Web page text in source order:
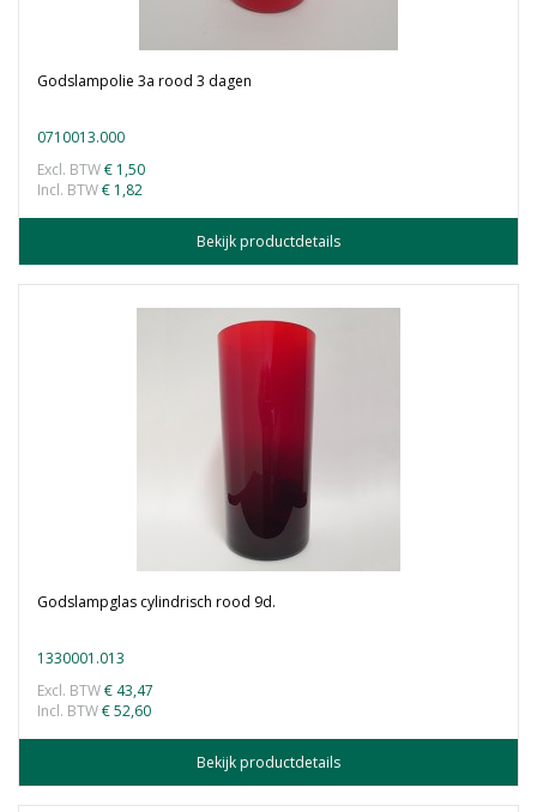
Godslampolie 3a rood 3 dagen
0710013.000
Excl. BTW€ 1,50
Incl. BTW€ 1,82
Bekijk productdetails
Godslampglas cylindrisch rood 9d.
1330001.013
Excl. BTW€ 43,47
Incl. BTW€ 52,60
Bekijk productdetails